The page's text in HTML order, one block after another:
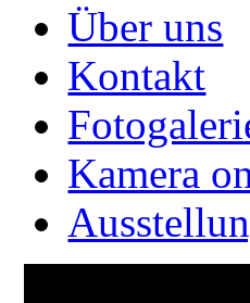
Über uns
Kontakt
Kamera